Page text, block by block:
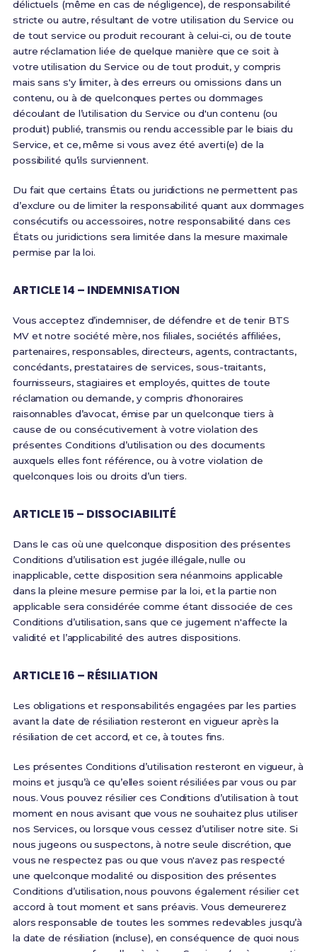
délictuels (même en cas de négligence), de responsabilité
stricte ou autre, résultant de votre utilisation du Service ou
de tout service ou produit recourant à celui-ci, ou de toute
autre réclamation liée de quelque manière que ce soit à
votre utilisation du Service ou de tout produit, y compris
mais sans s'y limiter, à des erreurs ou omissions dans un
contenu, ou à de quelconques pertes ou dommages
découlant de l’utilisation du Service ou d'un contenu (ou
produit) publié, transmis ou rendu accessible par le biais du
Service, et ce, même si vous avez été averti(e) de la
possibilité qu’ils surviennent.
Du fait que certains États ou juridictions ne permettent pas
d’exclure ou de limiter la responsabilité quant aux dommages
consécutifs ou accessoires, notre responsabilité dans ces
États ou juridictions sera limitée dans la mesure maximale
permise par la loi.
ARTICLE 14 – INDEMNISATION
Vous acceptez d’indemniser, de défendre et de tenir BTS
MV et notre société mère, nos filiales, sociétés affiliées,
partenaires, responsables, directeurs, agents, contractants,
concédants, prestataires de services, sous-traitants,
fournisseurs, stagiaires et employés, quittes de toute
réclamation ou demande, y compris d'honoraires
raisonnables d’avocat, émise par un quelconque tiers à
cause de ou consécutivement à votre violation des
présentes Conditions d’utilisation ou des documents
auxquels elles font référence, ou à votre violation de
quelconques lois ou droits d’un tiers.
ARTICLE 15 – DISSOCIABILITÉ
Dans le cas où une quelconque disposition des présentes
Conditions d’utilisation est jugée illégale, nulle ou
inapplicable, cette disposition sera néanmoins applicable
dans la pleine mesure permise par la loi, et la partie non
applicable sera considérée comme étant dissociée de ces
Conditions d’utilisation, sans que ce jugement n'affecte la
validité et l’applicabilité des autres dispositions.
ARTICLE 16 – RÉSILIATION
Les obligations et responsabilités engagées par les parties
avant la date de résiliation resteront en vigueur après la
résiliation de cet accord, et ce, à toutes fins.
Les présentes Conditions d’utilisation resteront en vigueur, à
moins et jusqu’à ce qu’elles soient résiliées par vous ou par
nous. Vous pouvez résilier ces Conditions d’utilisation à tout
moment en nous avisant que vous ne souhaitez plus utiliser
nos Services, ou lorsque vous cessez d’utiliser notre site. Si
nous jugeons ou suspectons, à notre seule discrétion, que
vous ne respectez pas ou que vous n'avez pas respecté
une quelconque modalité ou disposition des présentes
Conditions d’utilisation, nous pouvons également résilier cet
accord à tout moment et sans préavis. Vous demeurerez
alors responsable de toutes les sommes redevables jusqu’à
la date de résiliation (incluse), en conséquence de quoi nous